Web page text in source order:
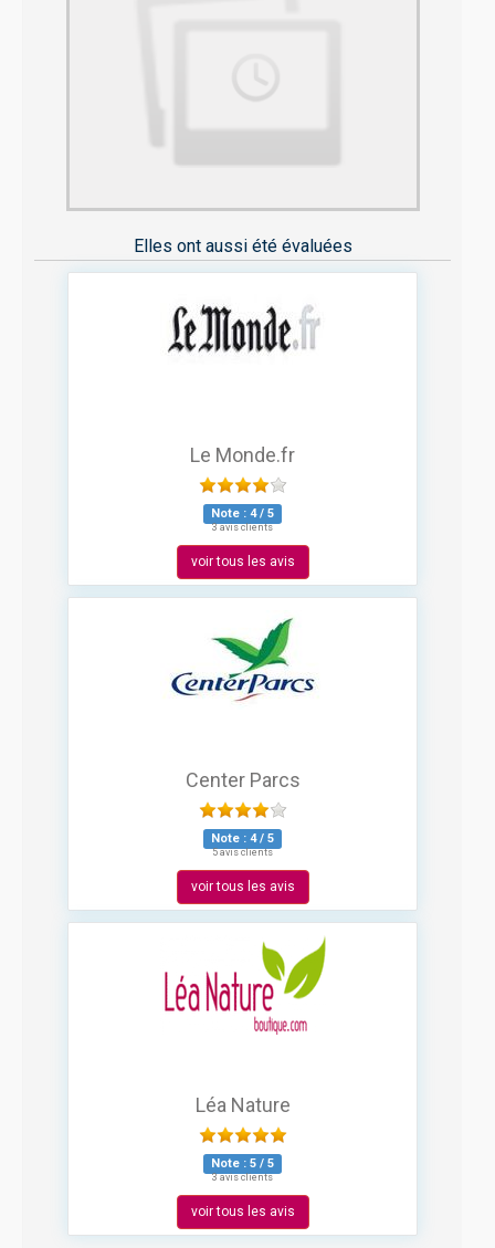
Elles ont aussi été évaluées
Le Monde.fr
Note : 4/ 5
3 avis clients
voir tous les avis
Center Parcs
Note : 4/ 5
5 avis clients
voir tous les avis
Léa Nature
Note : 5 / 5
3 avis clients
voir tous les avis